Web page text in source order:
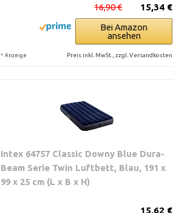
15,34 €
16,90 €
Bei Amazon
ansehen
* Anzeige Preis inkl. MwSt., zzgl. Versandkosten
Intex 64757 Classic Downy Blue Dura-
Beam Serie Twin Luftbett, Blau, 191 x
99 x 25 cm (L x B x H)
15,62 €